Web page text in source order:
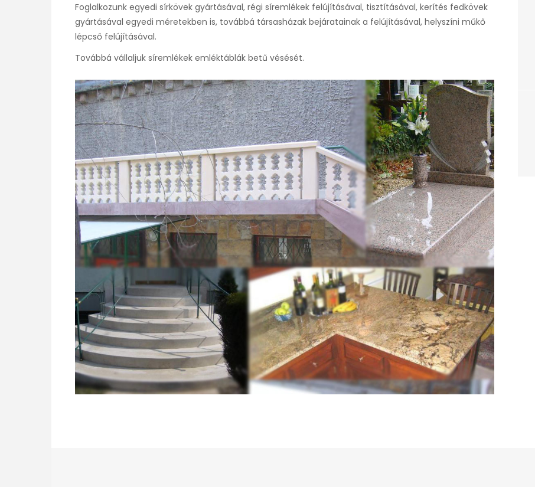
Foglalkozunk egyedi sírkövek gyártásával, régi síremlékek felújításával, tisztításával, kerítés fedkövek
gyártásával egyedi méretekben is, továbbá társasházak bejáratainak a felújításával, helyszíni műkő
lépcső felújításával.
Továbbá vállaljuk síremlékek emléktáblák betű vésését.